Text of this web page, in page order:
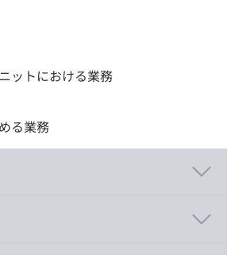
ットにおける業務
る業務